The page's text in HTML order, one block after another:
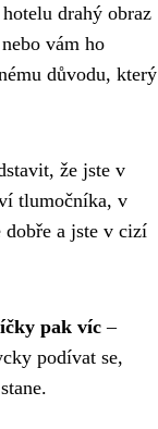
drahý obraz
vám ho
důvodu, který
že jste v
tlumočníka, v
dobře a jste v cizí
pak víc –
podívat se,